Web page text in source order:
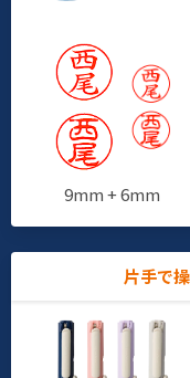
9mm + 6mm
片手で